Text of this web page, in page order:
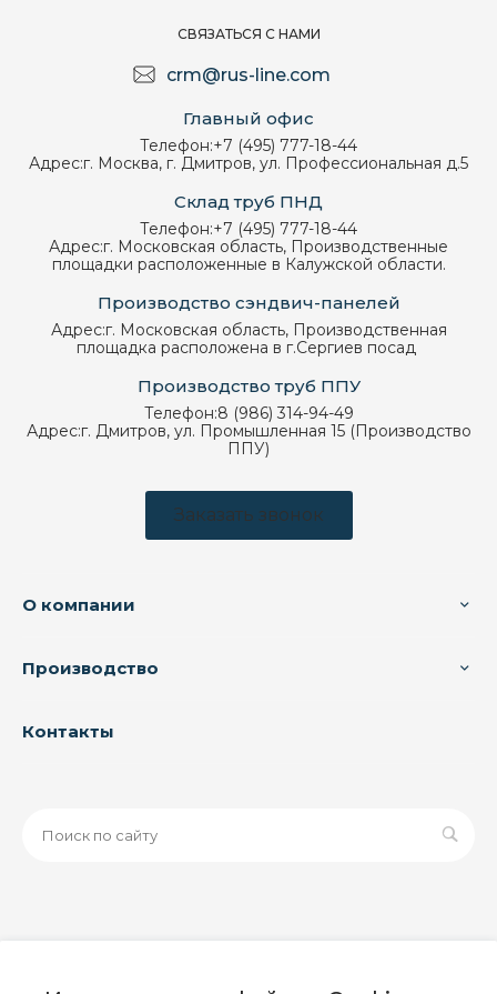
СВЯЗАТЬСЯ С НАМИ
crm@rus-line.com
Главный офис
Телефон:+7 (495) 777-18-44
Адрес:г. Москва, г. Дмитров, ул. Профессиональная д.5
Склад труб ПНД
Телефон:+7 (495) 777-18-44
Адрес:г. Московская область, Производственные
площадки расположенные в Калужской области.
Производство сэндвич-панелей
Адрес:г. Московская область, Производственная
площадка расположена в г.Сергиев посад
Производство труб ППУ
Телефон:8 (986) 314-94-49
Адрес:г. Дмитров, ул. Промышленная 15 (Производство
ППУ)
Заказать звонок
О компании
Производство
Контакты